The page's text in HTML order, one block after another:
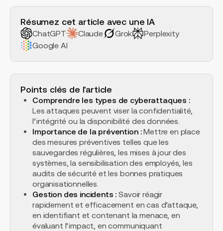
Résumez cet article avec une IA
ChatGPT Claude Grok
Perplexity
Google AI
Points clés de l'article
Comprendre les types de cyberattaques :
Les attaques peuvent viser la confidentialité,
l’intégrité ou la disponibilité des données.
Importance de la prévention :Mettre en place
des mesures préventives telles que les
sauvegardes régulières, les mises à jour des
systèmes, la sensibilisation des employés, les
audits de sécurité et les bonnes pratiques
organisationnelles.
Gestion des incidents : Savoir réagir
rapidement et efficacement en cas d’attaque,
en identifiant et contenant la menace, en
évaluant l’impact, en communiquant